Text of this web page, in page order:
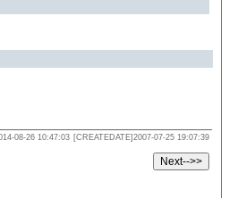
08-26 10:47:03 [CREATEDATE]2007-07-25 19:07:39